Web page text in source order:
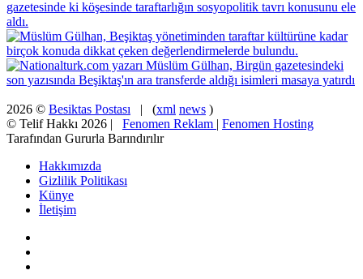
2026 © Besiktas Postası | (xml news )
© Telif Hakkı 2026 | Fenomen Reklam | Fenomen Hosting
Tarafından Gururla Barındırılır
Hakkımızda
Gizlilik Politikası
Künye
İletişim